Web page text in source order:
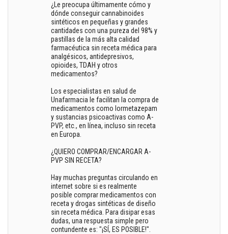
¿Le preocupa últimamente cómo y
dónde conseguir cannabinoides
sintéticos en pequeñas y grandes
cantidades con una pureza del 98% y
pastillas de la más alta calidad
farmacéutica sin receta médica para
analgésicos, antidepresivos,
opioides, TDAH y otros
medicamentos?
Los especialistas en salud de
Unafarmacia le facilitan la compra de
medicamentos como lormetazepam
y sustancias psicoactivas como A-
PVP, etc., en línea, incluso sin receta
en Europa.
¿QUIERO COMPRAR/ENCARGAR A-
PVP SIN RECETA?
Hay muchas preguntas circulando en
internet sobre si es realmente
posible comprar medicamentos con
receta y drogas sintéticas de diseño
sin receta médica. Para disipar esas
dudas, una respuesta simple pero
contundente es: "¡SÍ, ES POSIBLE!".